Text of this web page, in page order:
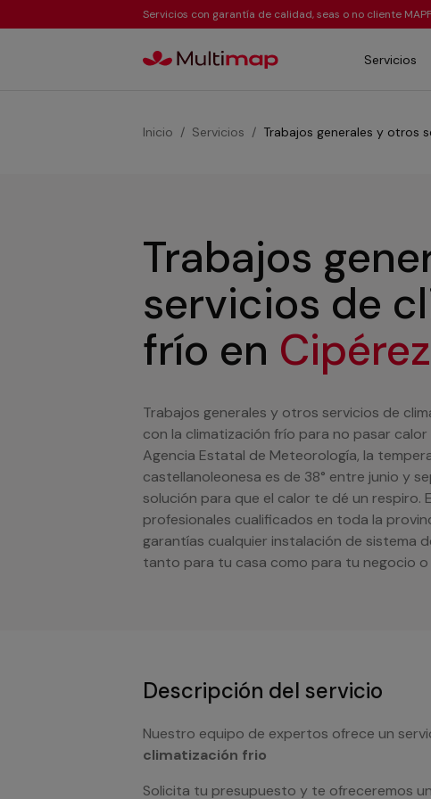
Servicios con garantía de calidad, seas o no cliente
Servicios
Inicio Servicios Trabajos generales y otros
Trabajos
servicios de
frío en Cipérez
Trabajos generales y otros servicios de
con la climatización frío para no pasar
Agencia Estatal de Meteorología, la
castellanoleonesa es de 38° entre junio y
solución para que el calor te dé un respiro.
profesionales cualificados en toda la
garantías cualquier instalación de sistema
tanto para tu casa como para tu negocio o
Descripción del servicio
Nuestro equipo de expertos ofrece un
climatización frio
Solicita tu presupuesto y te ofreceremos